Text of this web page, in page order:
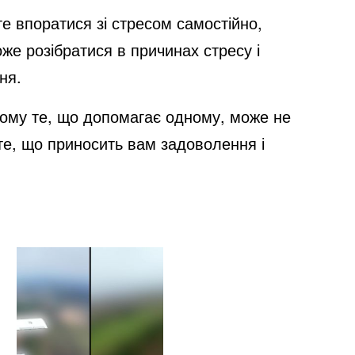
зі стресом самостійно,
розібратися в причинах стресу і
те, що допомагає одному, може не
що приносить вам задоволення і